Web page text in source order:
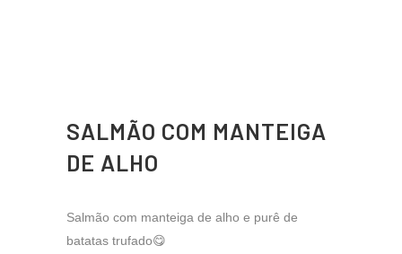
SALMÃO COM MANTEIGA
DE ALHO
Salmão com manteiga de alho e purê de
batatas trufado😋